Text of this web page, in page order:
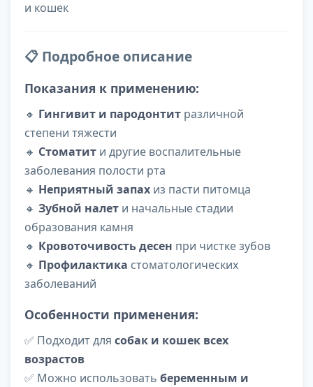
и кошек
📋 Подробное описание
Показания к применению:
🔸 Гингивит и пародонтит различной
степени тяжести
🔸 Стоматит и другие воспалительные
заболевания полости рта
🔸 Неприятный запах из пасти питомца
🔸 Зубной налет и начальные стадии
образования камня
🔸 Кровоточивость десен при чистке зубов
🔸 Профилактика стоматологических
заболеваний
Особенности применения:
✅ Подходит для собак и кошек всех
возрастов
✅ Можно использовать беременным и